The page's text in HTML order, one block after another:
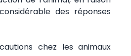
des réponses
chez les animaux